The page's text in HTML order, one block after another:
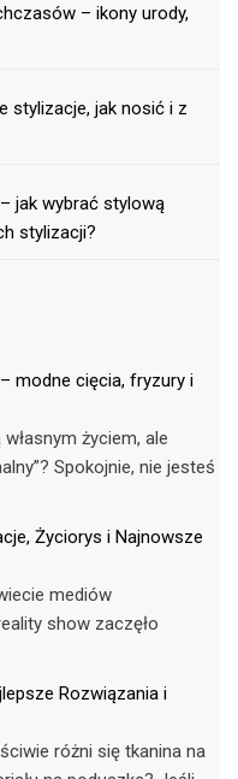
– ikony urody,
stylizacje, jak nosić i z
jak wybrać stylową
stylizacji?
modne cięcia, fryzury i
życiem, ale
Spokojnie, nie jesteś
Życiorys i Najnowsze
mediów
show zaczęło
Rozwiązania i
różni się tkanina na